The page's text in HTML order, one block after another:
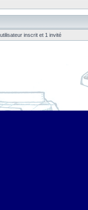
inscrit et 1 invité